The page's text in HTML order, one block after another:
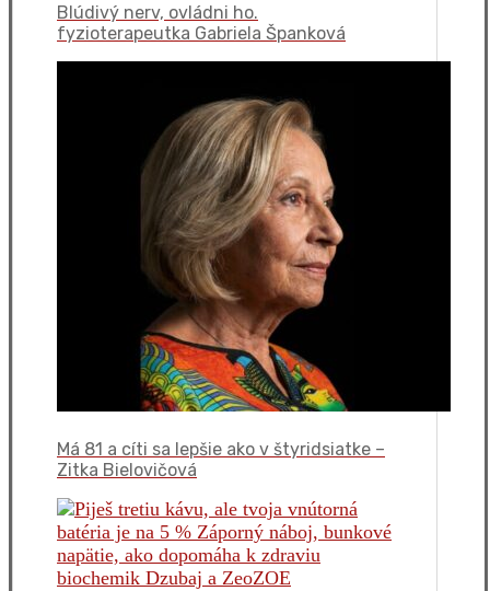
Blúdivý nerv, ovládni ho.
fyzioterapeutka Gabriela Španková
Má 81 a cíti sa lepšie ako v štyridsiatke –
Zitka Bielovičová